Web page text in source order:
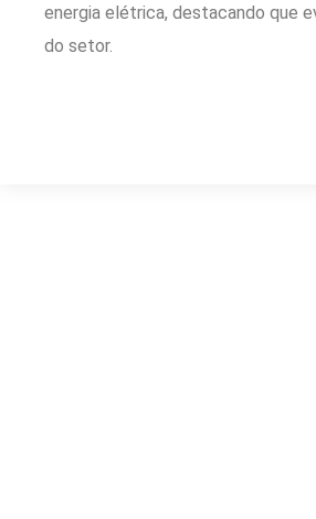
energia elétrica, destacando que
do setor.